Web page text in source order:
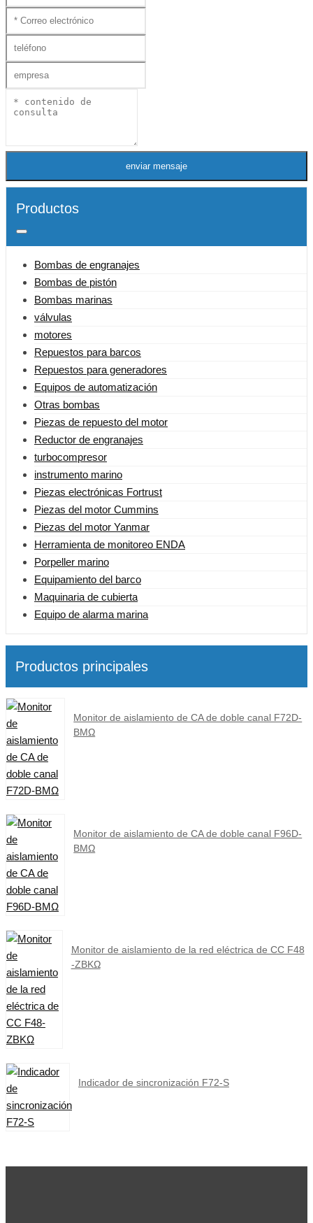
enviar mensaje
Productos
Bombas de engranajes
Bombas de pistón
Bombas marinas
válvulas
motores
Repuestos para barcos
Repuestos para generadores
Equipos de automatización
Otras bombas
Piezas de repuesto del motor
Reductor de engranajes
turbocompresor
instrumento marino
Piezas electrónicas Fortrust
Piezas del motor Cummins
Piezas del motor Yanmar
Herramienta de monitoreo ENDA
Porpeller marino
Equipamiento del barco
Maquinaria de cubierta
Equipo de alarma marina
Productos principales
Monitor de aislamiento de CA de doble canal F72D-
BMΩ
Monitor de aislamiento de CA de doble canal F96D-
BMΩ
Monitor de aislamiento de la red eléctrica de CC F48
-ZBKΩ
Indicador de sincronización F72-S